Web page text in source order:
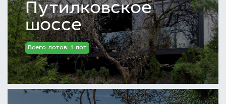
Путилковское
шоссе
Всего лотов: 1 лот